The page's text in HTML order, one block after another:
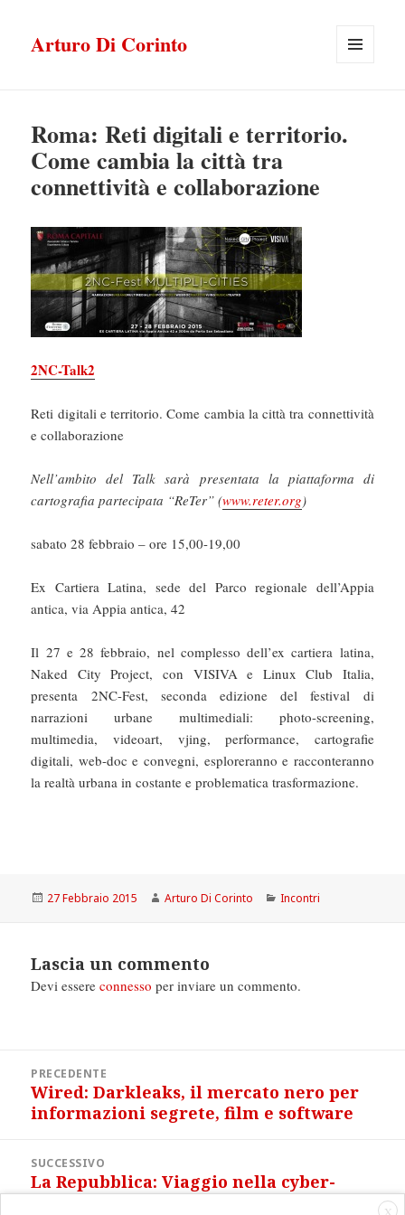
Arturo Di Corinto
Roma: Reti digitali e territorio.
Come cambia la città tra
connettività e collaborazione
2NC-Talk2
Reti digitali e territorio. Come cambia la città tra connettività
e collaborazione
Nell’ambito del Talk sarà presentata la piattaforma di
cartografia partecipata “ReTer” (www.reter.org)
sabato 28 febbraio – ore 15,00-19,00
Ex Cartiera Latina, sede del Parco regionale dell’Appia
antica, via Appia antica, 42
Il 27 e 28 febbraio, nel complesso dell’ex cartiera latina,
Naked City Project, con VISIVA e Linux Club Italia,
presenta 2NC-Fest, seconda edizione del festival di
narrazioni urbane multimediali: photo-screening,
multimedia, videoart, vjing, performance, cartografie
digitali, web-doc e convegni, esploreranno e racconteranno
la realtà urbana in costante e problematica trasformazione.
Scritto
27 Febbraio 2015 Autore
Arturo Di Corinto Categorie
Incontri
Lascia un commento
Devi essereconnesso per inviare un commento.
articoliPRECEDENTE
Articolo
precedente:
Wired: Darkleaks, il mercato nero per
informazioni segrete, film e software
SUCCESSIVO
Articolo
La Repubblica: Viaggio nella cyber-
X